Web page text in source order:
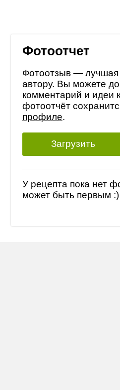
Фотоотчет
Фотоотзыв — лучшая
автору. Вы можете
комментарий и идеи
фотоотчёт
профиле.
Загрузить
У рецепта пока нет
может быть первым :)